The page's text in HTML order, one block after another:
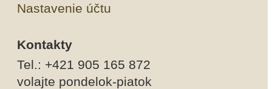
Nastavenie účtu
Kontakty
Tel.: +421 905 165 872
volajte pondelok-piatok